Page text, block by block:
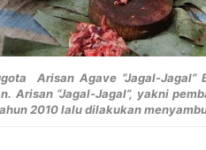
Arisan Agave “Jagal-
Arisan “Jagal-Jagal”, yakni
2010 lalu dilakukan